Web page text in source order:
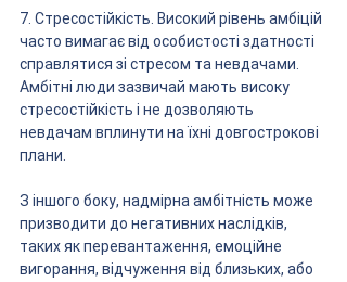
7. Стресостійкість. Високий рівень амбіцій
часто вимагає від особистості здатності
справлятися зі стресом та невдачами.
Амбітні люди зазвичай мають високу
стресостійкість і не дозволяють
невдачам вплинути на їхні довгострокові
плани.
З іншого боку, надмірна амбітність може
призводити до негативних наслідків,
таких як перевантаження, емоційне
вигорання, відчуження від близьких, або